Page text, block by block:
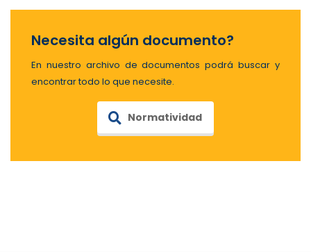
Necesita algún documento?
En nuestro archivo de documentos podrá buscar y
encontrar todo lo que necesite.
Normatividad